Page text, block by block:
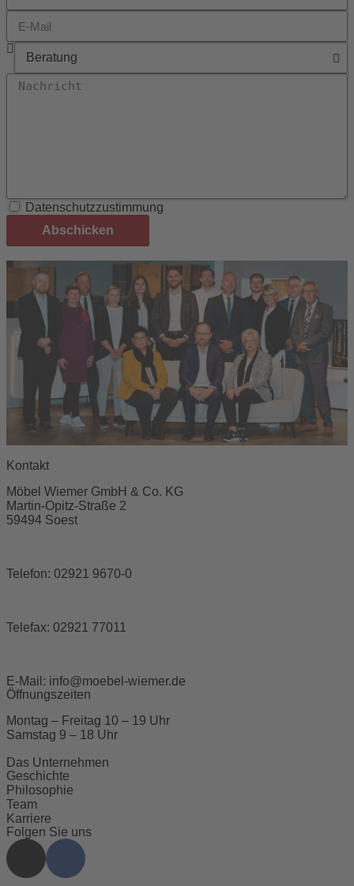
Datenschutzzustimmung
Abschicken
Kontakt
Möbel Wiemer GmbH & Co. KG
Martin-Opitz-Straße 2
59494 Soest
Telefon: 02921 9670-0
Telefax: 02921 77011
E-Mail: info@moebel-wiemer.de
Öffnungszeiten
Montag – Freitag 10 – 19 Uhr
Samstag 9 – 18 Uhr
Das Unternehmen
Geschichte
Philosophie
Team
Karriere
Folgen Sie uns